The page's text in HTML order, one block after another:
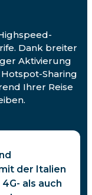
Dank breiter
Aktivierung
Sharing
Ihrer Reise
der Italien
als auch